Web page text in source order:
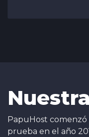
PapuHost
prueba en el año